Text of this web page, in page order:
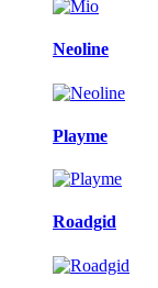
Neoline
Playme
Roadgid